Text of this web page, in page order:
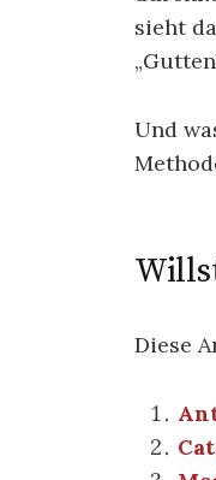
sieht
Und
Diese